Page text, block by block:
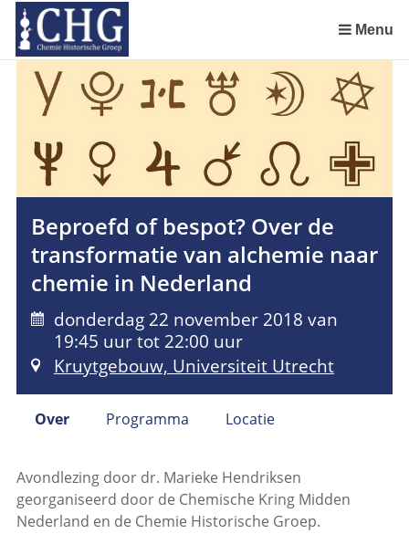
links
over
Spring
naar
de
inhoud
Spring
naar
menu
Menu
Beproefd of bespot? Over de
transformatie van alchemie naar
chemie in Nederland
donderdag 22 november 2018 van
19:45 uur tot 22:00 uur
Kruytgebouw, Universiteit Utrecht
Over Programma Locatie
Avondlezing door dr. Marieke Hendriksen
georganiseerd door de Chemische Kring Midden
Nederland en de Chemie Historische Groep.